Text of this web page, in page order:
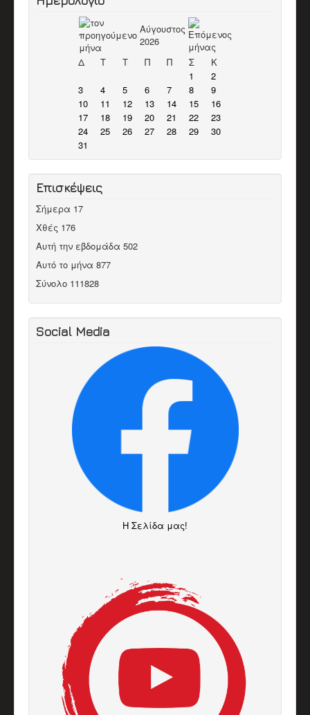
Αύγουστος
2026
Δ
Τ Τ Π Π Σ
Κ
1
2
3
4 5 6 7 8
9
10
11 12 13 14 15
16
17
18 19 20 21 22
23
24
25 26 27 28 29
30
31
Επισκέψεις
Σήμερα 17
Χθές 176
Αυτή την εβδομάδα 502
Αυτό το μήνα 877
Σύνολο 111828
Social Media
H Σελίδα μας!